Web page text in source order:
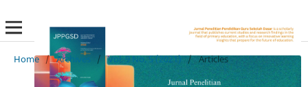
Home / Archives / Vol. 9 No. 5 (2021) / Articles